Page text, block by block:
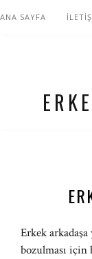
ANA SAYFA
Erkek
bozulması